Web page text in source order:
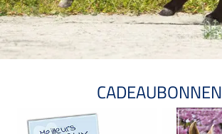
CADEAUBONNEN